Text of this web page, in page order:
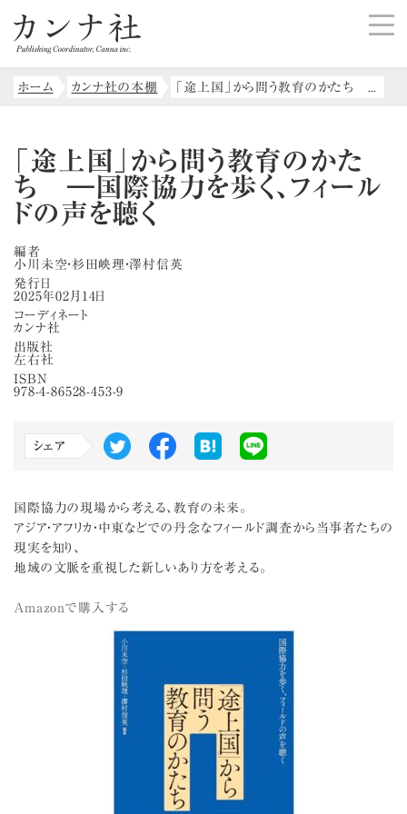
ホーム カンナ社の本棚 「途上国」から問う教育のかたち ―国際協力を歩く、フィールドの声を聴く
「途上国」から問う教育のかた
ち ―国際協力を歩く、フィール
ドの声を聴く
編者
小川未空・杉田岟理・澤村信英
発行日
2025年02月14日
コーディネート
カンナ社
出版社
左右社
ISBN
978-4-86528-453-9
シェア
国際協力の現場から考える、教育の未来。
アジア・アフリカ・中東などでの丹念なフィールド調査から当事者たちの
現実を知り、
地域の文脈を重視した新しいあり方を考える。
Amazonで購入する